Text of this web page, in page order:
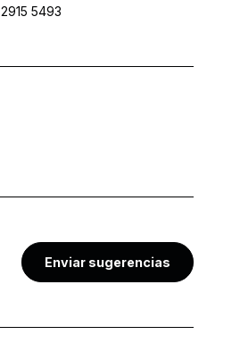
2915 5493
Enviar sugerencias